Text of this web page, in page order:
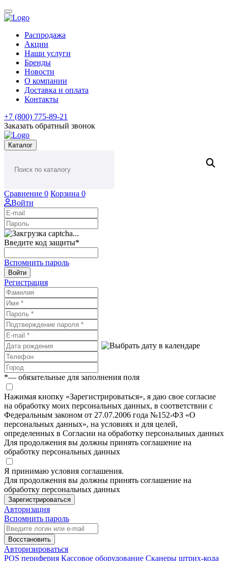
Распродажа
Акции
Наши услуги
Бренды
Новости
О компании
Доставка и оплата
Контакты
+7 (800) 775-89-21
Заказать обратный звонок
Каталог
Сравнение 0 Корзина 0
Войти
Введите код защиты*
Вспомнить пароль
Войти
Регистрация
*— обязательные для заполнения поля
Нажимая кнопку «Зарегистрироваться», я даю свое согласие
на обработку моих персональных данных, в соответствии с
Федеральным законом от 27.07.2006 года №152-ФЗ «О
персональных данных», на условиях и для целей,
определенных в Согласии на обработку персональных данных
Для продолжения вы должны принять соглашение на
обработку персональных данных
Я принимаю условия соглашения.
Для продолжения вы должны принять соглашение на
обработку персональных данных
Зарегистрироваться
Авторизация
Вспомнить пароль
Восстановить
Авторизироваться
POS периферия Кассовое оборудование Сканеры штрих-кода